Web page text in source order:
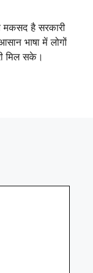
मकसद है सरकारी
भाषा में लोगों
मिल सके।